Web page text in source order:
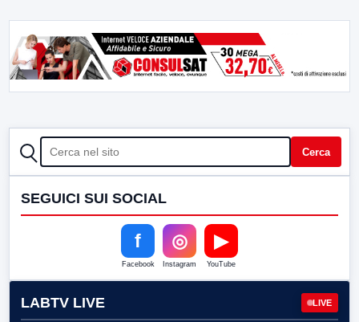
CERCA Cerca
SEGUICI SUI SOCIAL
f
Facebook
◎
Instagram
▶
YouTube
LABTV LIVE LIVE